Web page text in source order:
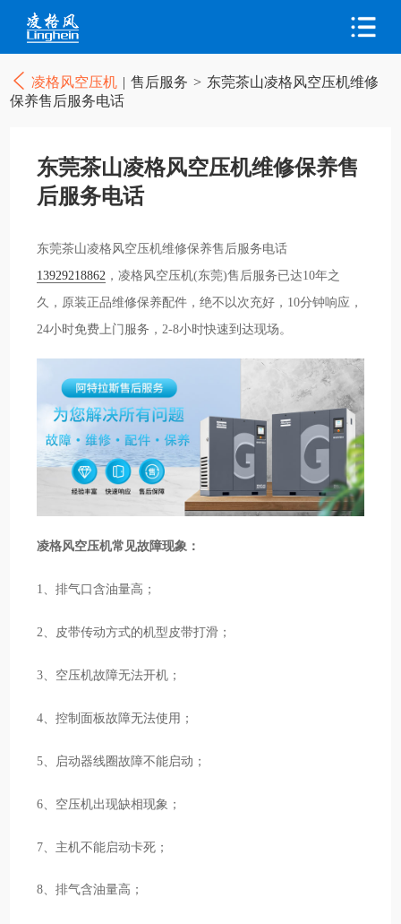
凌格风空压机 | 售后服务 > 东莞茶山凌格风空压机维修
保养售后服务电话
东莞茶山凌格风空压机维修保养售
后服务电话
东莞茶山凌格风空压机维修保养售后服务电话
13929218862 ，凌格风空压机(东莞)售后服务已达10年之
久，原装正品维修保养配件，绝不以次充好，10分钟响应，
24小时免费上门服务，2-8小时快速到达现场。
凌格风空压机常见故障现象：
1、排气口含油量高；
2、皮带传动方式的机型皮带打滑；
3、空压机故障无法开机；
4、控制面板故障无法使用；
5、启动器线圈故障不能启动；
6、空压机出现缺相现象；
7、主机不能启动卡死；
8、排气含油量高；